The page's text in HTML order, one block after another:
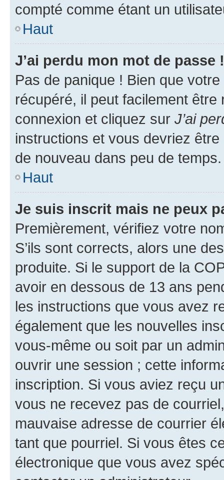
compté comme étant un
Haut
J’ai perdu mon mot de passe !
Pas de panique ! Bien que
récupéré, il peut facilement
connexion et cliquez sur J’ai
instructions et vous devriez
de nouveau dans peu de temps.
Haut
Je suis inscrit mais ne peux
Premièrement, vérifiez votre
S’ils sont corrects, alors une
produite. Si le support de la
avoir en dessous de 13 ans
les instructions que vous avez
également que les nouvelles
vous-même ou soit par un
ouvrir une session ; cette
inscription. Si vous aviez reçu
vous ne recevez pas de
mauvaise adresse de courrier
tant que pourriel. Si vous êtes
électronique que vous avez